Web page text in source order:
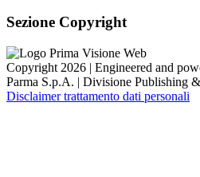
Sezione Copyright
Copyright 2026 | Engineered and
Parma S.p.A. | Divisione Publishing
Disclaimer trattamento dati personali